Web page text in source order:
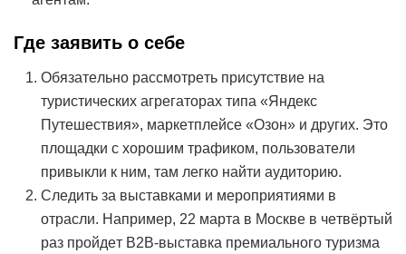
Где заявить о себе
Обязательно рассмотреть присутствие на
туристических агрегаторах типа «Яндекс
Путешествия», маркетплейсе «Озон» и других. Это
площадки с хорошим трафиком, пользователи
привыкли к ним, там легко найти аудиторию.
Следить за выставками и мероприятиями в
отрасли. Например, 22 марта в Москве в четвёртый
раз пройдет В2В-выставка премиального туризма